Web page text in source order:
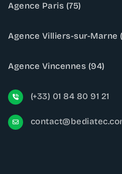
Agence Paris (75)
Agence Villiers-sur-Marne
Agence Vincennes (94)
(+33) 01 84 80 91 21